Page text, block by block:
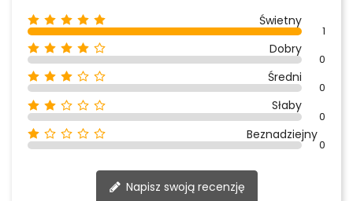
Świetny
1
Dobry
0
Średni
0
Słaby
0
Beznadziejny
0
Napisz swoją recenzję